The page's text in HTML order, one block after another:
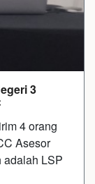
3
4 orang
Asesor
adalah LSP